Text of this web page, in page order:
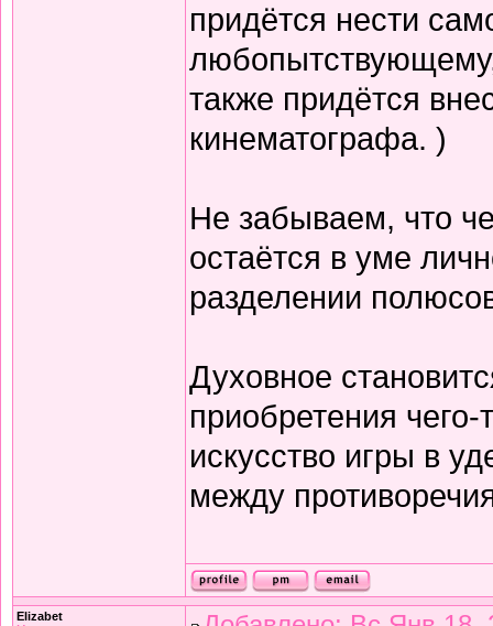
придётся нести
любопытствующему,
также придётся
кинематографа. )
Не забываем, что
остаётся в уме
разделении
Духовное
приобретения
искусство игры в
между
Elizabet